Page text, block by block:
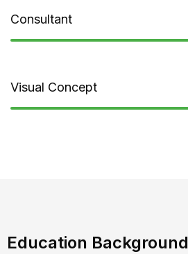
Consultant
Visual Concept
Education Background